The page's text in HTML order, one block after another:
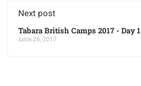
Next post
Tabara British Camps 2017 - Day 1
iunie 26, 2017